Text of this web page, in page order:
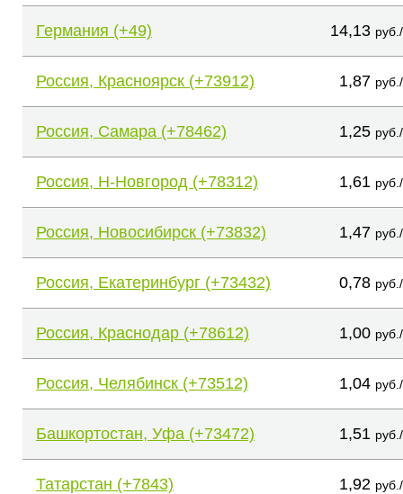
Германия (+49) 14,13
Россия, Красноярск (+73912) 1,87
Россия, Самара (+78462) 1,25
Россия, Н-Новгород (+78312) 1,61
Россия, Новосибирск (+73832) 1,47
Россия, Екатеринбург (+73432) 0,78
Россия, Краснодар (+78612) 1,00
Россия, Челябинск (+73512) 1,04
Башкортостан, Уфа (+73472) 1,51
Татарстан (+7843) 1,92